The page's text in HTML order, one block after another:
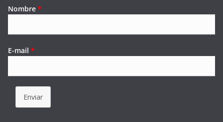
Nombre *
E-mail *
Enviar